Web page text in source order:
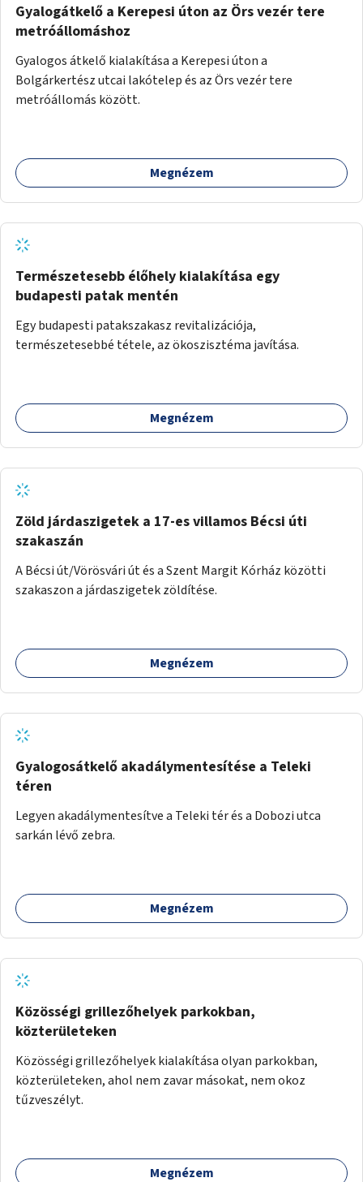
Gyalogátkelő a Kerepesi úton az Örs vezér tere
metróállomáshoz
Gyalogos átkelő kialakítása a Kerepesi úton a
Bolgárkertész utcai lakótelep és az Örs vezér tere
metróállomás között.
Megnézem
Természetesebb élőhely kialakítása egy
budapesti patak mentén
Egy budapesti patakszakasz revitalizációja,
természetesebbé tétele, az ökoszisztéma javítása.
Megnézem
Zöld járdaszigetek a 17-es villamos Bécsi úti
szakaszán
A Bécsi út/Vörösvári út és a Szent Margit Kórház közötti
szakaszon a járdaszigetek zöldítése.
Megnézem
Gyalogosátkelő akadálymentesítése a Teleki
téren
Legyen akadálymentesítve a Teleki tér és a Dobozi utca
sarkán lévő zebra.
Megnézem
Közösségi grillezőhelyek parkokban,
közterületeken
Közösségi grillezőhelyek kialakítása olyan parkokban,
közterületeken, ahol nem zavar másokat, nem okoz
tűzveszélyt.
Megnézem